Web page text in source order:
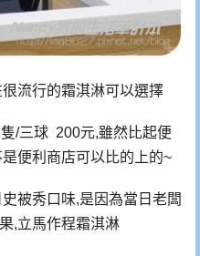
流行的霜淇淋可以選擇
/三球 200元,雖然比起便
便利商店可以比的上的~
被秀口味,是因為當日老闆
,立馬作程霜淇淋